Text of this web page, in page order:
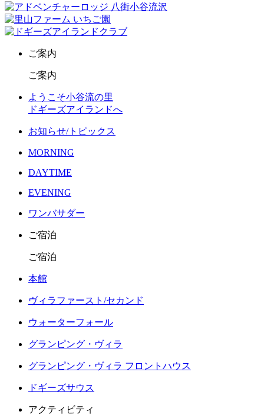
ご案内
ご案内
ようこそ小谷流の里
ドギーズアイランドへ
お知らせ/トピックス
MORNING
DAYTIME
EVENING
ワンバサダー
ご宿泊
ご宿泊
本館
ヴィラファースト/セカンド
ウォーターフォール
グランピング・ヴィラ
グランピング・ヴィラ フロントハウス
ドギーズサウス
アクティビティ